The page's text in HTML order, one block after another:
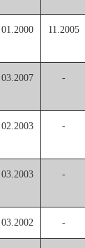
01.2000 11.2005
03.2007 -
02.2003 -
03.2003 -
03.2002 -